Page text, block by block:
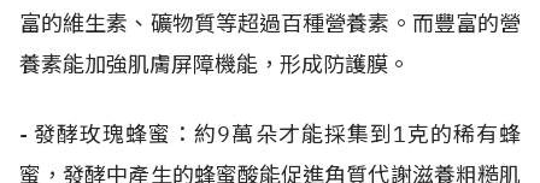
富的維生素、礦物質等超過百種營養素。而豐富的營
養素能加強肌膚屏障機能，形成防護膜。
-發酵玫瑰蜂蜜：約9萬朵才能採集到 1克的稀有蜂
蜜，發酵中產生的蜂蜜酸能促進角質代謝滋養粗糙肌